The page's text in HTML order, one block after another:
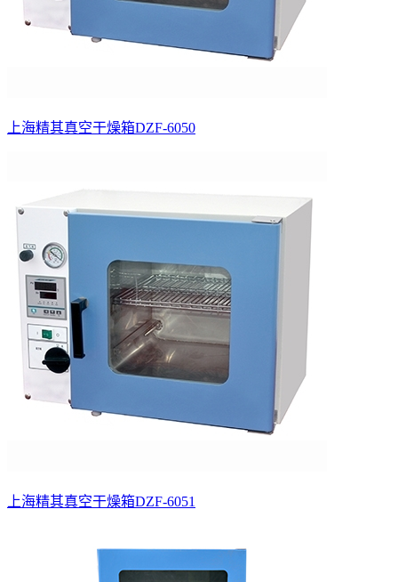
上海精其真空干燥箱DZF-6050
上海精其真空干燥箱DZF-6051